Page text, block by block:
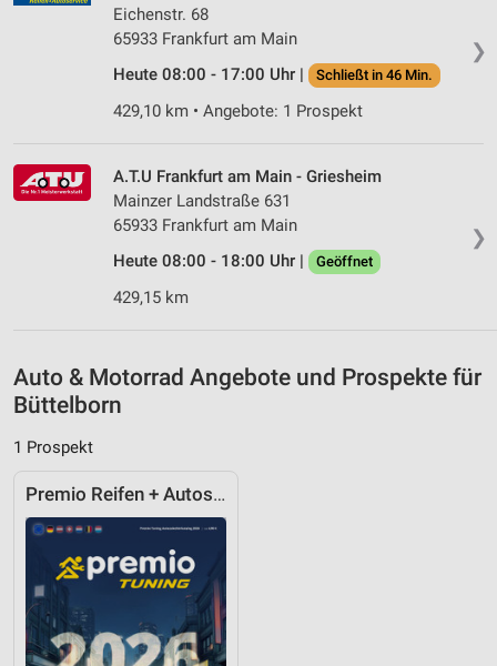
❯
Eichenstr. 68
65933 Frankfurt am Main
Heute 08:00 - 17:00 Uhr |
Schließt in 46 Min.
429,10 km • Angebote: 1 Prospekt
❯
A.T.U Frankfurt am Main - Griesheim
Mainzer Landstraße 631
65933 Frankfurt am Main
Heute 08:00 - 18:00 Uhr |
Geöffnet
429,15 km
Auto & Motorrad Angebote und Prospekte für
Büttelborn
1 Prospekt
Premio Reifen + Autoservice
Verwendung reduzierter Daten zur Auswahl von
Verwendung genauer Standortdaten
Geräte anhand von aktiv angeforderten
Informationen identifizieren
Nicht-IAB-Verarbeitungszwecke:
Performance
Werbung